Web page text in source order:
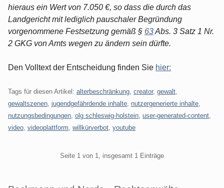
hieraus ein Wert von 7.050 €, so dass die durch das
Landgericht mit lediglich pauschaler Begründung
vorgenommene Festsetzung gemäß § 63Abs. 3 Satz 1 Nr.
2 GKG von Amts wegen zu ändern sein dürfte.
Den Volltext der Entscheidung finden Sie hier:
Tags für diesen Artikel: alterbeschränkung creator, gewalt
gewaltszenen jugendgefährdende inhalte nutzergenerierte inhalte
nutzungsbedingungen olg schleswig-holstein user-generated-content
video videoplattform willkürverbot youtube
Seite 1 von 1, insgesamt 1 Einträge